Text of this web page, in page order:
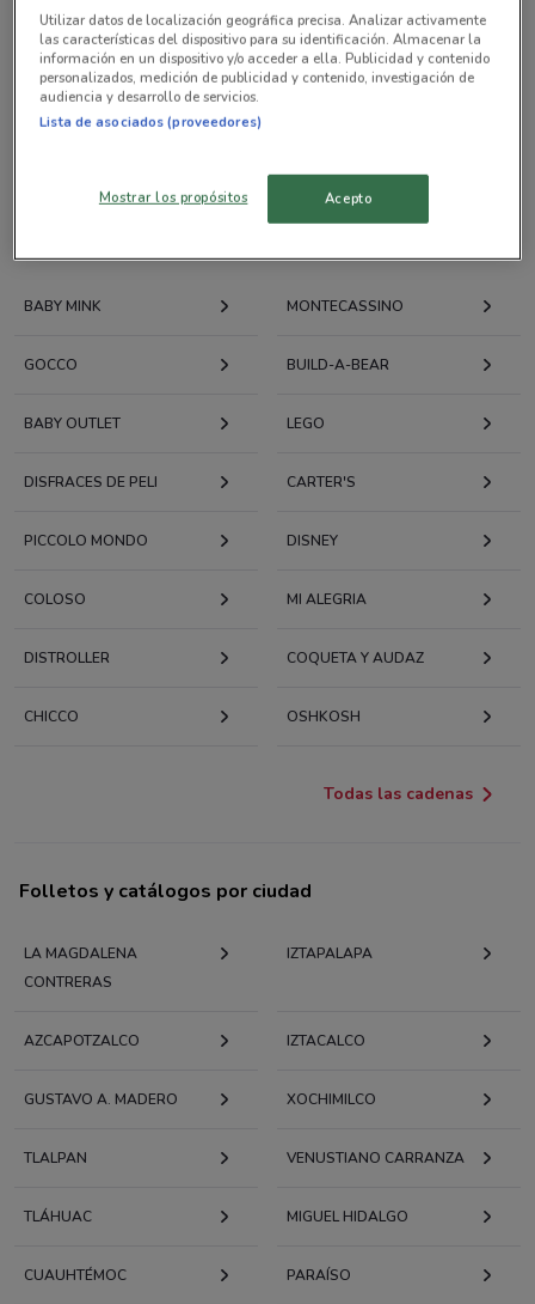
Blvd. Adolfo López Mateos 2948 Álvaro Obregón
(cdmx)
10.9 km
BABY MINK MONTECASSINO
GOCCO BUILD-A-BEAR
BABY OUTLET LEGO
DISFRACES DE PELI CARTER'S
PICCOLO MONDO DISNEY
COLOSO MI ALEGRIA
DISTROLLER COQUETA Y AUDAZ
CHICCO OSHKOSH
Todas las cadenas
Folletos y catálogos por ciudad
LA MAGDALENA
CONTRERAS
IZTAPALAPA
AZCAPOTZALCO IZTACALCO
GUSTAVO A. MADERO XOCHIMILCO
TLALPAN VENUSTIANO CARRANZA
TLÁHUAC MIGUEL HIDALGO
CUAUHTÉMOC PARAÍSO
Utilizar datos de localización geográfica precisa. Analizar activamente
las características del dispositivo para su identificación. Almacenar la
información en un dispositivo y/o acceder a ella. Publicidad y contenido
personalizados, medición de publicidad y contenido, investigación de
audiencia y desarrollo de servicios.
Lista de asociados (proveedores)
Mostrar los propósitos Acepto